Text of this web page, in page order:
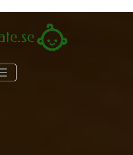
swedishplate.se – allt du
behöver veta om barn
TOGGLE
NAVIGATION